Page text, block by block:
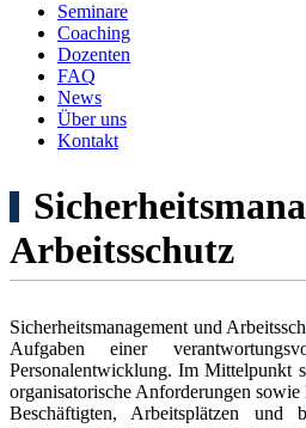
Seminare
Coaching
Dozenten
FAQ
News
Über uns
Kontakt
Arbeitsschutz
Sicherheitsmanagement und
Aufgaben einer
Personalentwicklung. Im Mittelpunkt
organisatorische Anforderungen
Beschäftigten, Arbeitsplätzen und